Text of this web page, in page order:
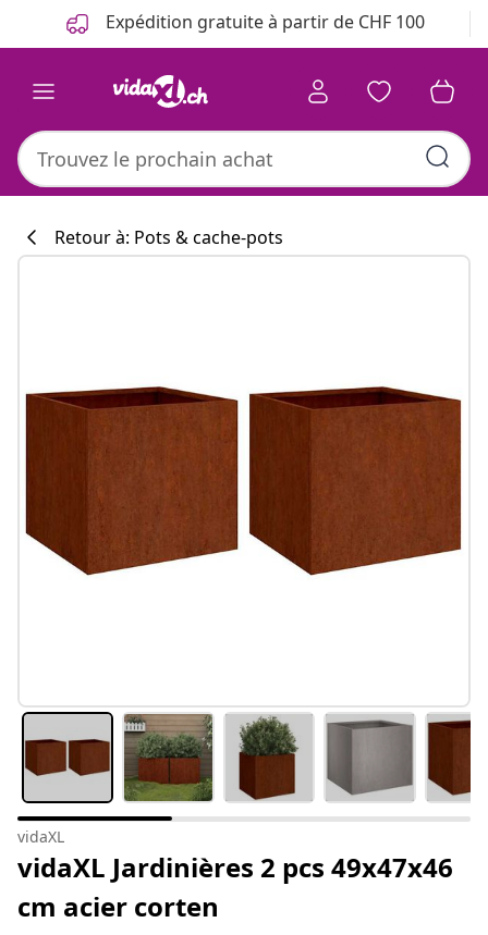
Précédent Expédition gratuite à partir de CHF 100
Retour à: Pots & cache-pots
vidaXL
vidaXL Jardinières 2 pcs 49x47x46
cm acier corten